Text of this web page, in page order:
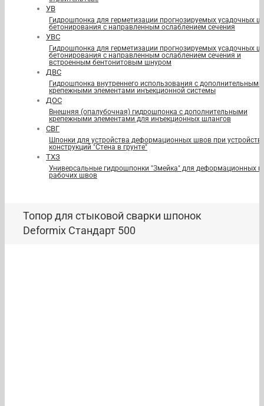
УВ
Гидрошпонка для герметизации прогнозируемых усадочных
бетонирования с направленным ослаблением сечения
УВС
Гидрошпонка для герметизации прогнозируемых усадочных
бетонирования с направленным ослаблением сечения и
встроенным бентонитовым шнуром
ДВС
Гидрошпонка внутреннего использования с дополнительными
крепежными элементами инъекционной системы
ДОС
Внешняя (опалубочная) гидрошпонка с дополнительными
крепежными элементами для инъекционных шлангов
СВГ
Шпонки для устройства деформационных швов при
конструкций "Стена в грунте"
ТХЗ
Универсальные гидрошпонки "Змейка" для деформационных и
рабочих швов
Топор для стыковой сварки шпонок
Deformix Стандарт 500